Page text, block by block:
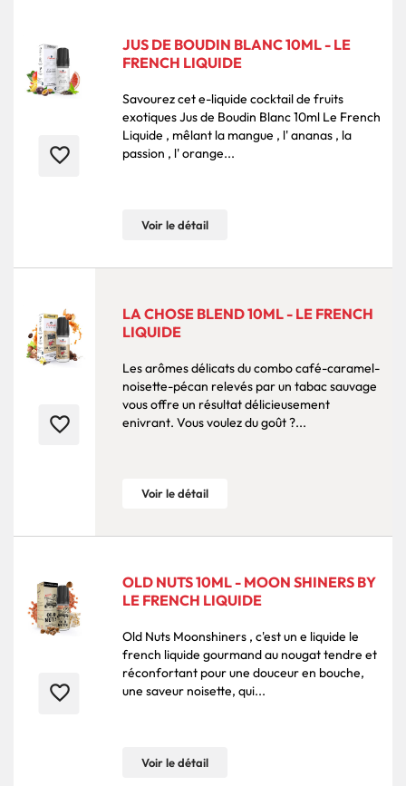
favorite_border
JUS DE BOUDIN BLANC 10ML - LE
FRENCH LIQUIDE
Savourez cet e-liquide cocktail de fruits
exotiques Jus de Boudin Blanc 10ml Le French
Liquide , mêlant la mangue , l' ananas , la
passion , l' orange...
Voir le détail
favorite_border
LA CHOSE BLEND 10ML - LE FRENCH
LIQUIDE
Les arômes délicats du combo café-caramel-
noisette-pécan relevés par un tabac sauvage
vous offre un résultat délicieusement
enivrant. Vous voulez du goût ?...
Voir le détail
favorite_border
OLD NUTS 10ML - MOON SHINERS BY
LE FRENCH LIQUIDE
Old Nuts Moonshiners , c'est un e liquide le
french liquide gourmand au nougat tendre et
réconfortant pour une douceur en bouche,
une saveur noisette, qui...
Voir le détail